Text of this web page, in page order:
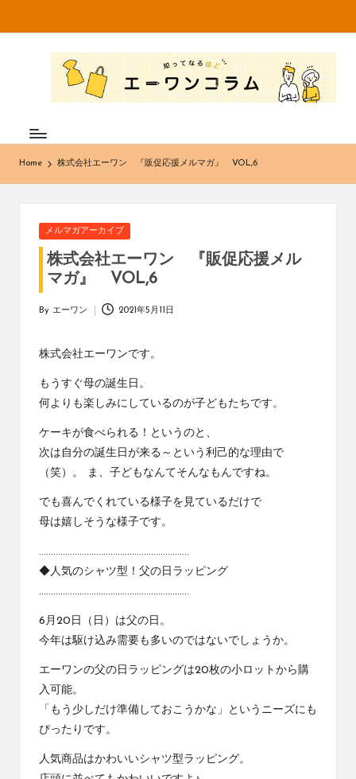
Skip
知
っ
な
る
ど
エ
ー
ワ
ン
コ
ラ
ム
不
織
布
ー
カ
卸
売
販
売
株
社
エ
ー
ン
の
コ
ム
で
Home 株式会社エーワン 『販促応援メルマガ』 VOL,6
Posted
in
メルマガアーカイブ
株式会社エーワン 『販促応援メル
マガ』 VOL,6
Posted
By エーワン 2021年5月11日
株式会社エーワンです。
もうすぐ母の誕生日。
何よりも楽しみにしているのが子どもたちです。
ケーキが食べられる！というのと、
次は自分の誕生日が来る～という利己的な理由で
（笑）。 ま、子どもなんてそんなもんですね。
でも喜んでくれている様子を見ているだけで
母は嬉しそうな様子です。
………………………………………………………
◆人気のシャツ型！父の日ラッピング
………………………………………………………
6月20日（日）は父の日。
今年は駆け込み需要も多いのではないでしょうか。
エーワンの父の日ラッピングは20枚の小ロットから購
入可能。
「もう少しだけ準備しておこうかな」というニーズにも
ぴったりです。
人気商品はかわいいシャツ型ラッピング。